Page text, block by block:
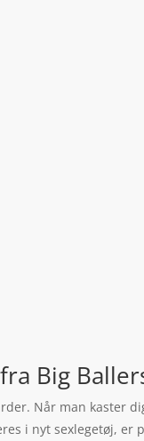
Big
Når man kaster
i nyt sexlegetøj, er